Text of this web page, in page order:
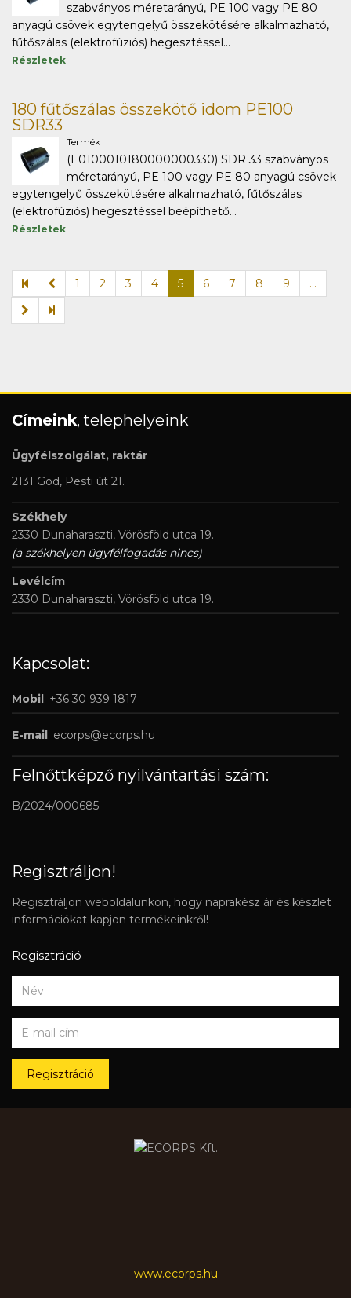
szabványos méretarányú, PE 100 vagy PE 80
anyagú csövek egytengelyű összekötésére alkalmazható,
fűtőszálas (elektrofúziós) hegesztéssel...
Részletek
180 fűtőszálas összekötő idom PE100
SDR33
Termék
(E0100010180000000330) SDR 33 szabványos
méretarányú, PE 100 vagy PE 80 anyagú csövek
egytengelyű összekötésére alkalmazható, fűtőszálas
(elektrofúziós) hegesztéssel beépíthető...
Részletek
1 2 3 4 5 6 7 8 9 ...
Címeink, telephelyeink
Ügyfélszolgálat, raktár
2131 Göd, Pesti út 21.
Székhely
2330 Dunaharaszti, Vörösföld utca 19.
(a székhelyen ügyfélfogadás nincs)
Levélcím
2330 Dunaharaszti, Vörösföld utca 19.
Kapcsolat:
Mobil: +36 30 939 1817
E-mail: ecorps@ecorps.hu
Felnőttképző nyilvántartási szám:
B/2024/000685
Regisztráljon!
Regisztráljon weboldalunkon, hogy naprakész ár és készlet
információkat kapjon termékeinkről!
Regisztráció
Regisztráció
www.ecorps.hu